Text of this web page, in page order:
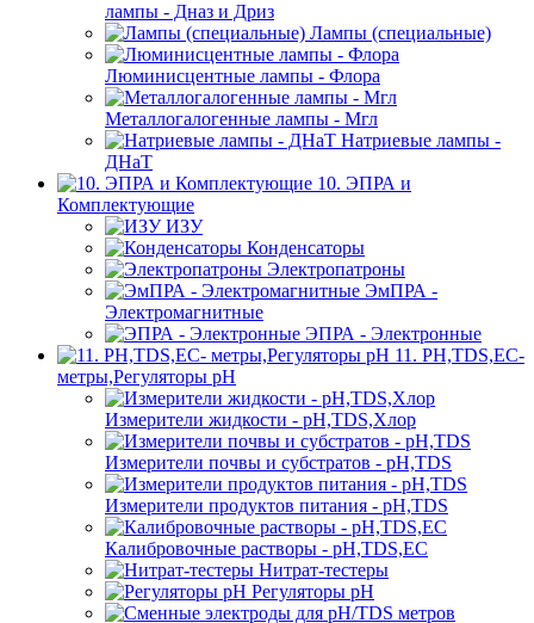
лампы - Дназ и Дриз
Лампы (специальные)
Люминисцентные лампы - Флора
Металлогалогенные лампы - Мгл
Натриевые лампы -
ДНаТ
10. ЭПРА и
Комплектующие
ИЗУ
Конденсаторы
Электропатроны
ЭмПРА -
Электромагнитные
ЭПРА - Электронные
11. PH,TDS,EC-
метры,Регуляторы pН
Измерители жидкости - pH,TDS,Хлор
Измерители почвы и субстратов - pH,TDS
Измерители продуктов питания - pH,TDS
Калибровочные растворы - pH,TDS,EC
Нитрат-тестеры
Регуляторы pН